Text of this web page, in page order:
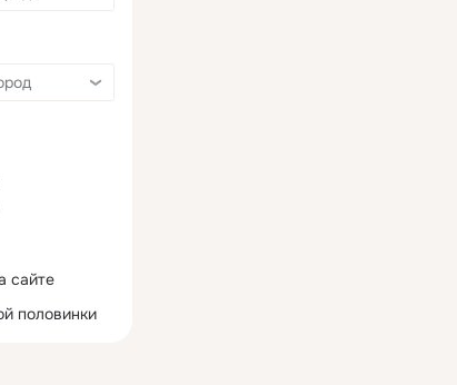
сайте
половинки